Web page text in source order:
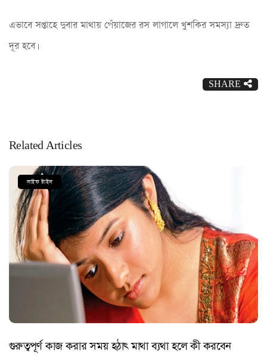
এভাবে সপ্তাহে দুবার মাথায় পেঁয়াজের রস লাগালে খুশকির সমস্যা দ্রুত
দূর হবে।
SHARE
Related Articles
লাইফ ষ্টাইল
গুরুত্বপূর্ণ কাজ করার সময় হঠাৎ মাথা ব্যথা হলে কী করবেন